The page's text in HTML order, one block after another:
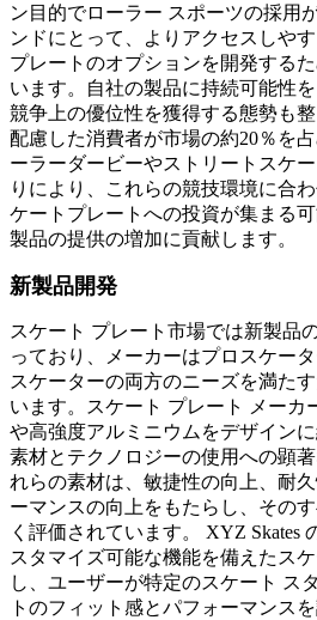
ン目的でローラー スポーツの採用
ンドにとって、よりアクセスしや
プレートのオプションを開発する
います。自社の製品に持続可能性
競争上の優位性を獲得する態勢も
配慮した消費者が市場の約20％を
ーラーダービーやストリートスケ
りにより、これらの競技環境に合
ケートプレートへの投資が集まる
製品の提供の増加に貢献します。
新製品開発
スケート プレート市場では新製品
っており、メーカーはプロスケー
スケーターの両方のニーズを満た
います。スケート プレート メーカ
や高強度アルミニウムをデザイン
素材とテクノロジーの使用への顕
れらの素材は、敏捷性の向上、耐
ーマンスの向上をもたらし、その
く評価されています。 XYZ Skates
スタマイズ可能な機能を備えたス
し、ユーザーが特定のスケート ス
トのフィット感とパフォーマンス